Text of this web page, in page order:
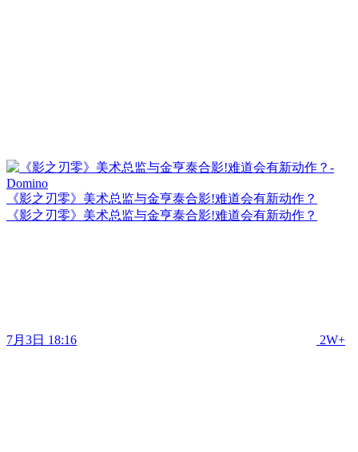
《影之刃零》美术总监与金亨泰合影!难道会有新动作？
《影之刃零》美术总监与金亨泰合影!难道会有新动作？
7月3日 18:16 2W+